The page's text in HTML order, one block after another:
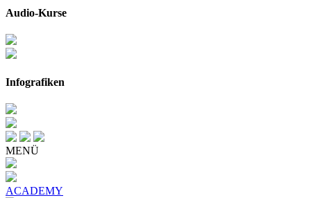
Audio-Kurse
Infografiken
MENÜ
ACADEMY